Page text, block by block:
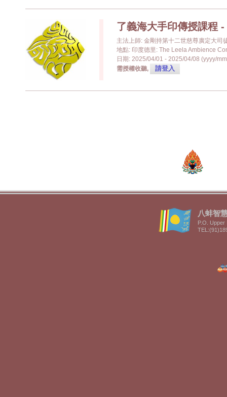
了義海大手印傳授課程
主法上師: 金剛持第十二世慈尊廣定大司
地點: 印度德里: The Leela Ambience
日期: 2025/04/01 - 2025/04/08 (yyyy/
需授權收聽,
請登入
八蚌智
P.O. Upper